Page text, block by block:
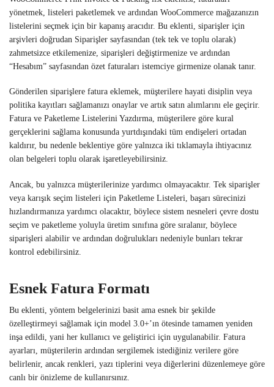
yönetmek, listeleri paketlemek ve ardından WooCommerce mağazanızın
listelerini seçmek için bir kapanış aracıdır. Bu eklenti, siparişler için
arşivleri doğrudan Siparişler sayfasından (tek tek ve toplu olarak)
zahmetsizce etkilemenize, siparişleri değiştirmenize ve ardından
“Hesabım” sayfasından özet faturaları istemciye girmenize olanak tanır.
Gönderilen siparişlere fatura eklemek, müşterilere hayati disiplin veya
politika kayıtları sağlamanızı onaylar ve artık satın alımlarını ele geçirir.
Fatura ve Paketleme Listelerini Yazdırma, müşterilere göre kural
gerçeklerini sağlama konusunda yurtdışındaki tüm endişeleri ortadan
kaldırır, bu nedenle beklentiye göre yalnızca iki tıklamayla ihtiyacınız
olan belgeleri toplu olarak işaretleyebilirsiniz.
Ancak, bu yalnızca müşterilerinize yardımcı olmayacaktır. Tek siparişler
veya karışık seçim listeleri için Paketleme Listeleri, başarı sürecinizi
hızlandırmanıza yardımcı olacaktır, böylece sistem nesneleri çevre dostu
seçim ve paketleme yoluyla üretim sınıfına göre sıralanır, böylece
siparişleri alabilir ve ardından doğrulukları nedeniyle bunları tekrar
kontrol edebilirsiniz.
Esnek Fatura Formatı
Bu eklenti, yöntem belgelerinizi basit ama esnek bir şekilde
özelleştirmeyi sağlamak için model 3.0+’ın ötesinde tamamen yeniden
inşa edildi, yani her kullanıcı ve geliştirici için uygulanabilir. Fatura
ayarları, müşterilerin ardından sergilemek istediğiniz verilere göre
belirlenir, ancak renkleri, yazı tiplerini veya diğerlerini düzenlemeye göre
canlı bir önizleme de kullanırsınız.